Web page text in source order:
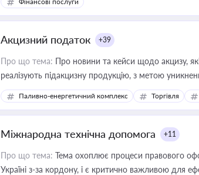
Акцизний податок +39
Про що тема: Про новини та кейси щодо акцизу,
реалізують підакцизну продукцію, з метою
Паливно-енергетичний комплекс Торгівля
Міжнародна технічна допомога +11
Про що тема: Тема охоплює процеси правового
Україні з-за кордону, і є критично важливою для